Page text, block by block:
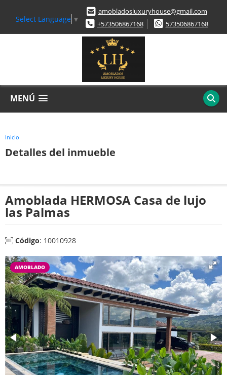
Select Language ▼
amobladosluxuryhouse@gmail.com
+573506867168
573506867168
MENÚ
Inicio
Detalles del inmueble
Amoblada HERMOSA Casa de lujo
las Palmas
Código: 10010928
AMOBLADO